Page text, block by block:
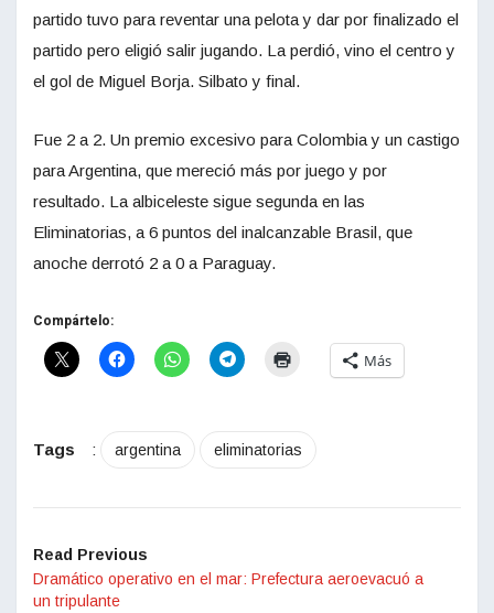
partido tuvo para reventar una pelota y dar por finalizado el
partido pero eligió salir jugando. La perdió, vino el centro y
el gol de Miguel Borja. Silbato y final.
Fue 2 a 2. Un premio excesivo para Colombia y un castigo
para Argentina, que mereció más por juego y por
resultado. La albiceleste sigue segunda en las
Eliminatorias, a 6 puntos del inalcanzable Brasil, que
anoche derrotó 2 a 0 a Paraguay.
Compártelo:
Más
Tags : argentina eliminatorias
Read Previous
Dramático operativo en el mar: Prefectura aeroevacuó a
un tripulante